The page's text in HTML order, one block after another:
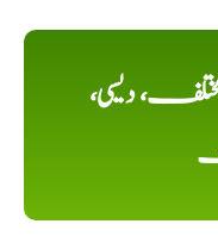
دیسی،